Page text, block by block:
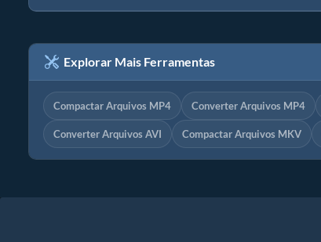
Explorar Mais Ferramentas
Compactar Arquivos MP4 Converter Arquivos MP4
Converter Arquivos AVI Compactar Arquivos MKV